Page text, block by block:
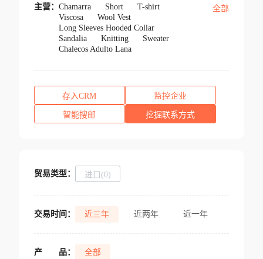
主营： Chamarra Short
T-shirt
Viscosa
Wool Vest
Long Sleeves Hooded Collar
Sandalia
Knitting
Sweater
Chalecos Adulto Lana
全部
存入CRM 监控企业
智能搜邮 挖掘联系方式
贸易类型： 进口(0)
交易时间： 近三年 近两年 近一年
产 品： 全部